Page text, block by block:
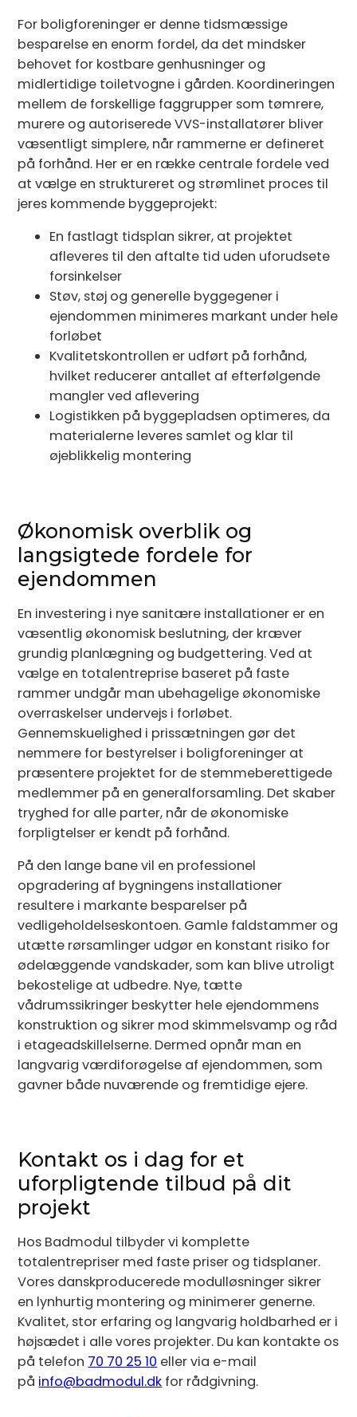
For boligforeninger er denne tidsmæssige
besparelse en enorm fordel, da det mindsker
behovet for kostbare genhusninger og
midlertidige toiletvogne i gården. Koordineringen
mellem de forskellige faggrupper som tømrere,
murere og autoriserede VVS-installatører bliver
væsentligt simplere, når rammerne er defineret
på forhånd. Her er en række centrale fordele ved
at vælge en struktureret og strømlinet proces til
jeres kommende byggeprojekt:
En fastlagt tidsplan sikrer, at projektet
afleveres til den aftalte tid uden uforudsete
forsinkelser
Støv, støj og generelle byggegener i
ejendommen minimeres markant under hele
forløbet
Kvalitetskontrollen er udført på forhånd,
hvilket reducerer antallet af efterfølgende
mangler ved aflevering
Logistikken på byggepladsen optimeres, da
materialerne leveres samlet og klar til
øjeblikkelig montering
Økonomisk overblik og
langsigtede fordele for
ejendommen
En investering i nye sanitære installationer er en
væsentlig økonomisk beslutning, der kræver
grundig planlægning og budgettering. Ved at
vælge en totalentreprise baseret på faste
rammer undgår man ubehagelige økonomiske
overraskelser undervejs i forløbet.
Gennemskuelighed i prissætningen gør det
nemmere for bestyrelser i boligforeninger at
præsentere projektet for de stemmeberettigede
medlemmer på en generalforsamling. Det skaber
tryghed for alle parter, når de økonomiske
forpligtelser er kendt på forhånd.
På den lange bane vil en professionel
opgradering af bygningens installationer
resultere i markante besparelser på
vedligeholdelseskontoen. Gamle faldstammer og
utætte rørsamlinger udgør en konstant risiko for
ødelæggende vandskader, som kan blive utroligt
bekostelige at udbedre. Nye, tætte
vådrumssikringer beskytter hele ejendommens
konstruktion og sikrer mod skimmelsvamp og råd
i etageadskillelserne. Dermed opnår man en
langvarig værdiforøgelse af ejendommen, som
gavner både nuværende og fremtidige ejere.
Kontakt os i dag for et
uforpligtende tilbud på dit
projekt
Hos Badmodul tilbyder vi komplette
totalentrepriser med faste priser og tidsplaner.
Vores danskproducerede modulløsninger sikrer
en lynhurtig montering og minimerer generne.
Kvalitet, stor erfaring og langvarig holdbarhed er i
højsædet i alle vores projekter. Du kan kontakte os
på telefon 70 70 25 10 eller via e-mail
på info@badmodul.dk for rådgivning.